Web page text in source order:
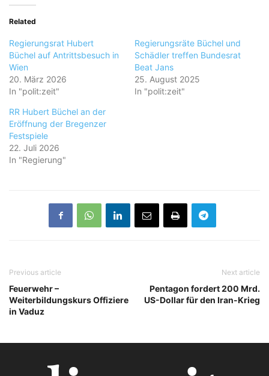
Related
Regierungsrat Hubert
Büchel auf Antrittsbesuch in
Wien
20. März 2026
In "polit:zeit"
Regierungsräte Büchel und
Schädler treffen Bundesrat
Beat Jans
25. August 2025
In "polit:zeit"
RR Hubert Büchel an der
Eröffnung der Bregenzer
Festspiele
22. Juli 2026
In "Regierung"
Previous article
Feuerwehr –
Weiterbildungskurs Offiziere
in Vaduz
Next article
Pentagon fordert 200 Mrd.
US-Dollar für den Iran-Krieg